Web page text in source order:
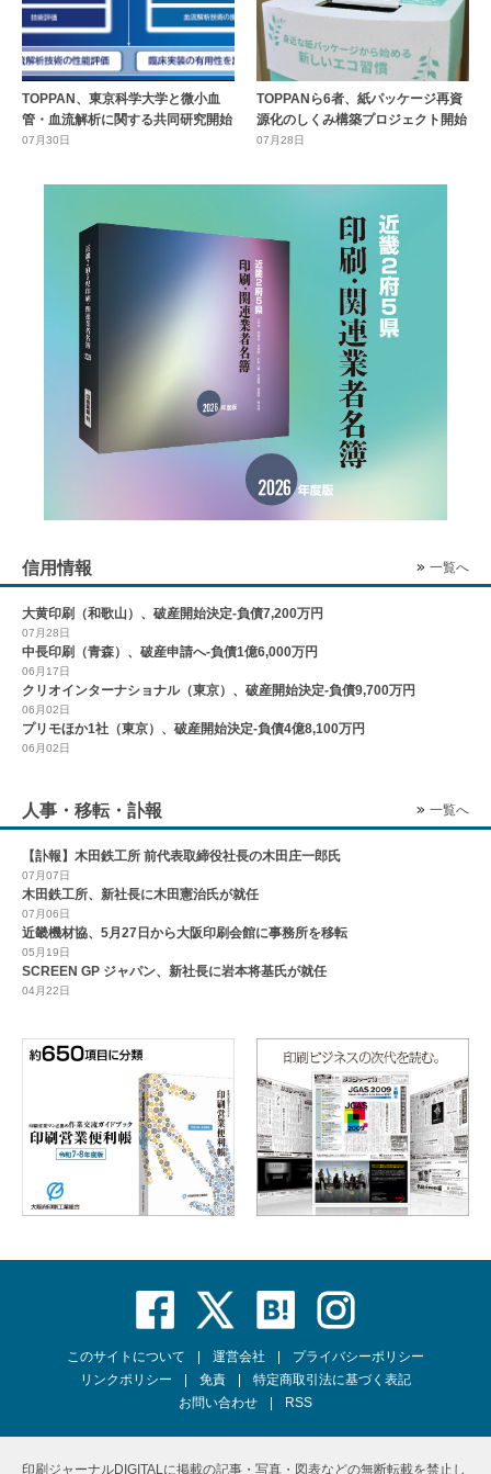
TOPPAN、東京科学大学と微小血
管・血流解析に関する共同研究開始
07月30日
TOPPANら6者、紙パッケージ再資
源化のしくみ構築プロジェクト開始
07月28日
信用情報 一覧へ
大黄印刷（和歌山）、破産開始決定-負債7,200万円
07月28日
中長印刷（青森）、破産申請へ-負債1億6,000万円
06月17日
クリオインターナショナル（東京）、破産開始決定-負債9,700万円
06月02日
プリモほか1社（東京）、破産開始決定-負債4億8,100万円
06月02日
人事・移転・訃報 一覧へ
【訃報】木田鉄工所 前代表取締役社長の木田庄一郎氏
07月07日
木田鉄工所、新社長に木田憲治氏が就任
07月06日
近畿機材協、5月27日から大阪印刷会館に事務所を移転
05月19日
SCREEN GP ジャパン、新社長に岩本将基氏が就任
04月22日
このサイトについて 運営会社
プライバシーポリシー
リンクポリシー
免責
特定商取引法に基づく表記
お問い合わせ
RSS
印刷ジャーナルDIGITALに掲載の記事・写真・図表などの無断転載を禁止し